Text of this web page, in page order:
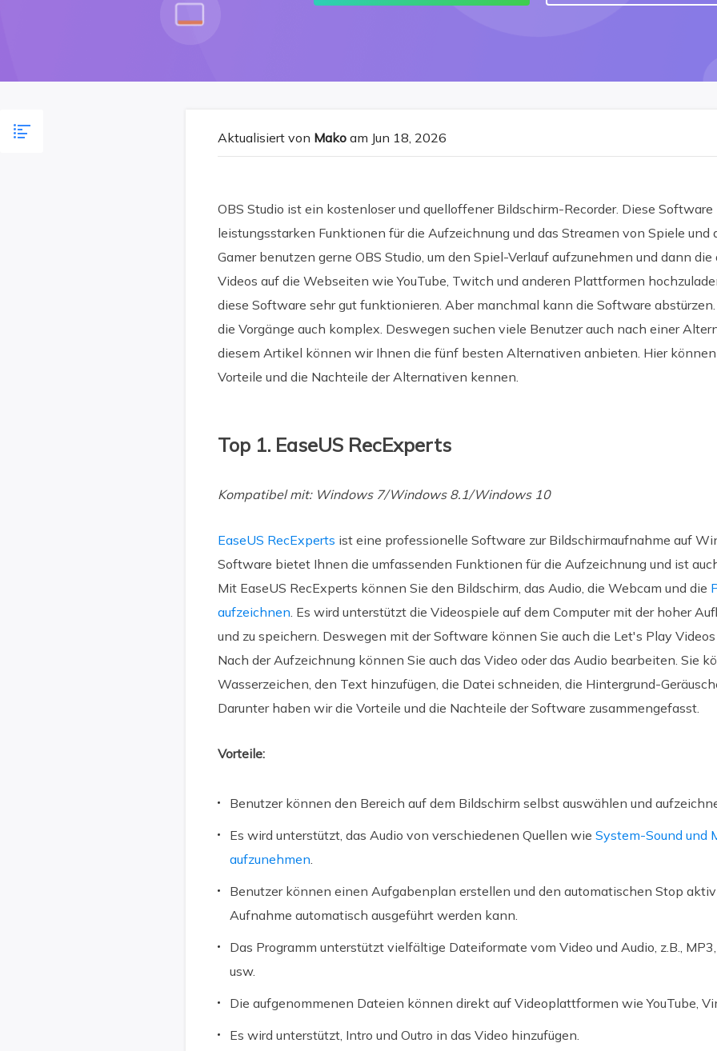
Aktualisiert von Mako am Jun 18, 2026
OBS Studio ist ein kostenloser und quelloffener Bildschirm-Recorder. Diese
leistungsstarken Funktionen für die Aufzeichnung und das Streamen von Spiele und
Gamer benutzen gerne OBS Studio, um den Spiel-Verlauf aufzunehmen und dann
Videos auf die Webseiten wie YouTube, Twitch und anderen Plattformen
diese Software sehr gut funktionieren. Aber manchmal kann die Software
die Vorgänge auch komplex. Deswegen suchen viele Benutzer auch nach einer
diesem Artikel können wir Ihnen die fünf besten Alternativen anbieten. Hier
Vorteile und die Nachteile der Alternativen kennen.
Top 1. EaseUS RecExperts
Kompatibel mit: Windows 7/Windows 8.1/Windows 10
EaseUS RecExperts ist eine professionelle Software zur Bildschirmaufnahme auf
Software bietet Ihnen die umfassenden Funktionen für die Aufzeichnung und ist
Mit EaseUS RecExperts können Sie den Bildschirm, das Audio, die Webcam und die
aufzeichnen. Es wird unterstützt die Videospiele auf dem Computer mit der hoher
und zu speichern. Deswegen mit der Software können Sie auch die Let's Play
Nach der Aufzeichnung können Sie auch das Video oder das Audio bearbeiten. Sie
Wasserzeichen, den Text hinzufügen, die Datei schneiden, die Hintergrund-
Darunter haben wir die Vorteile und die Nachteile der Software zusammengefasst.
Vorteile:
Benutzer können den Bereich auf dem Bildschirm selbst auswählen und
Es wird unterstützt, das Audio von verschiedenen Quellen wie System-Sound und
aufzunehmen.
Benutzer können einen Aufgabenplan erstellen und den automatischen Stop
Aufnahme automatisch ausgeführt werden kann.
Das Programm unterstützt vielfältige Dateiformate vom Video und Audio, z.B., MP3,
usw.
Die aufgenommenen Dateien können direkt auf Videoplattformen wie YouTube,
Es wird unterstützt, Intro und Outro in das Video hinzufügen.